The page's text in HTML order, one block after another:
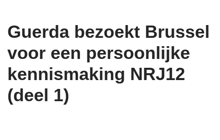
Guerda bezoekt Brussel
voor een persoonlijke
kennismaking NRJ12
(deel 1)